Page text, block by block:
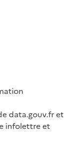
data.gouv.fr et
infolettre et